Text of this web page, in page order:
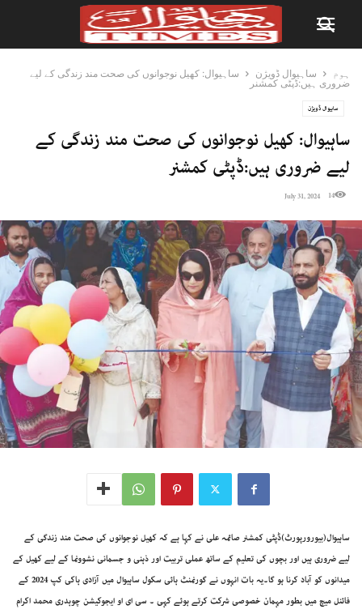
ہوم ساہیوال ڈویژن
ساہیوال: کھیل نوجوانوں کی صحت مند زندگی کے لیے
ضروری ہیں:ڈپٹی کمشنر
ساہیوال ڈویژن
ساہیوال: کھیل نوجوانوں کی صحت مند زندگی کے
لیے ضروری ہیں:ڈپٹی کمشنر
July 31, 2024 14
ساہیوال(بیورورپورٹ)ڈپٹی کمشنر صائمہ علی نے کہا ہے کہ کھیل نوجوانوں کی صحت مند زندگی کے
لیے ضروری ہیں اور بچوں کی تعلیم کے ساتھ عملی تربیت اور ذہنی و جسمانی نشوونما کے لیے کھیل کے
میدانوں کو آباد کرنا ہو گا۔یہ بات انہوں نے گورنمنٹ ہائی سکول ساہیوال میں آزادی ہاکی کپ 2024 کے
فائنل میچ میں بطور مہمان خصوصی شرکت کرتے ہوئے کہی ۔ سی ای او ایجوکیشن چوہدری محمد اکرام